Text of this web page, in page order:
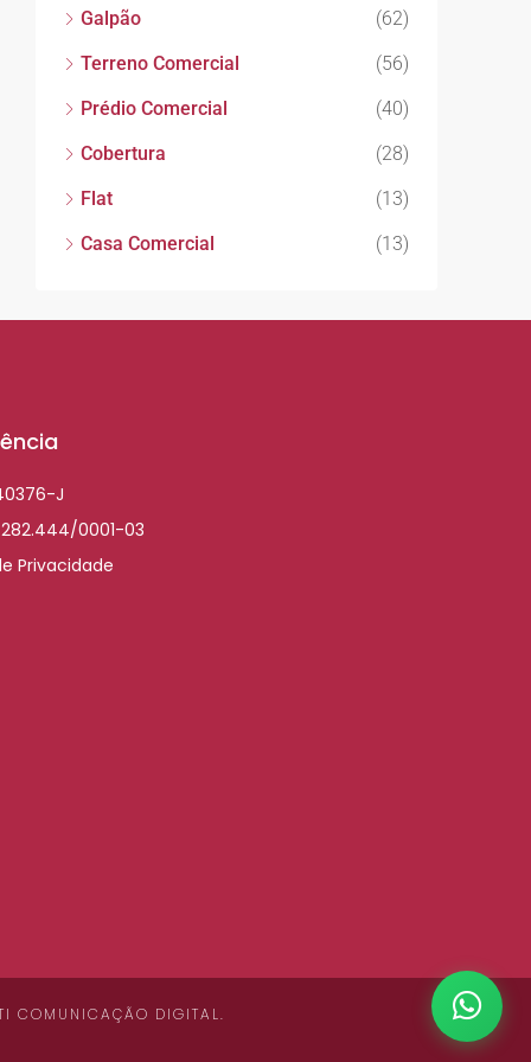
Galpão
(62)
Terreno Comercial
(56)
Prédio Comercial
(40)
Cobertura
(28)
Flat
(13)
Casa Comercial
(13)
J
0001-03
Privacidade
COMUNICAÇÃO DIGITAL.